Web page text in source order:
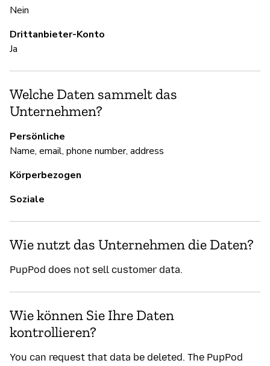
Nein
Drittanbieter-Konto
Ja
Welche Daten sammelt das
Unternehmen?
Persönliche
Name, email, phone number, address
Körperbezogen
Soziale
Wie nutzt das Unternehmen die Daten?
PupPod does not sell customer data.
Wie können Sie Ihre Daten
kontrollieren?
You can request that data be deleted. The PupPod